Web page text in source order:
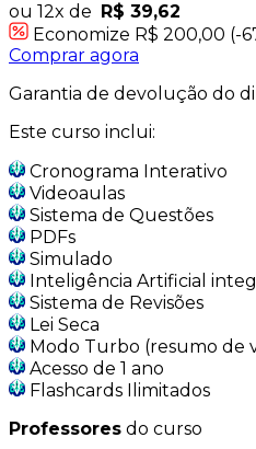
ou 12x de
R$ 39,62
Economize R$ 200,00 (-
Comprar agora
Garantia de devolução do
Este curso inclui:
Cronograma Interativo
Videoaulas
Sistema de Questões
PDFs
Simulado
Inteligência Artificial
Sistema de Revisões
Lei Seca
Modo Turbo (resumo de
Acesso de 1 ano
Flashcards Ilimitados
Professores do curso